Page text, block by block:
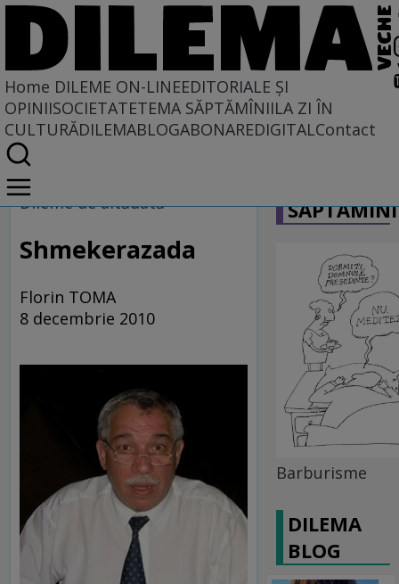
Home DILEME ON-LINEEDITORIALE ȘI
OPINIISOCIETATETEMA SĂPTĂMÎNIILA ZI ÎN
CULTURĂDILEMABLOGABONAREDIGITALContact
Home
Dileme on-line
Dileme de altădată
Shmekerazada
Florin TOMA
8 decembrie 2010
Barburisme
DILEMA
BLOG